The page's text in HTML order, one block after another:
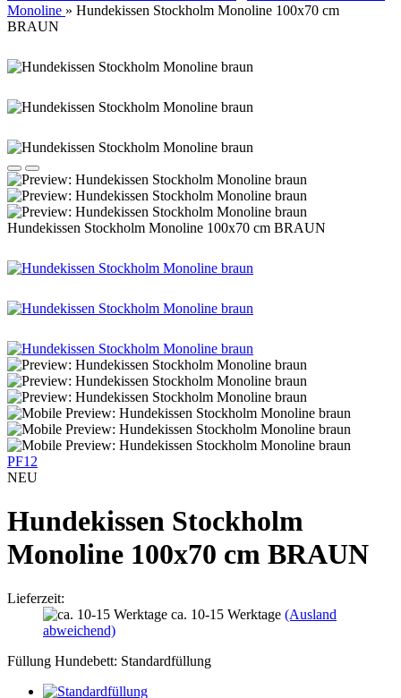
Monoline » Hundekissen Stockholm Monoline 100x70 cm
BRAUN
Hundekissen Stockholm Monoline 100x70 cm BRAUN
PF12
NEU
Hundekissen Stockholm
Monoline 100x70 cm BRAUN
Lieferzeit:
ca. 10-15 Werktage (Ausland
abweichend)
Füllung Hundebett: Standardfüllung